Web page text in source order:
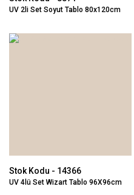
UV 2li Set Soyut Tablo 80x120cm
Stok Kodu - 14366
UV 4lü Set Wizart Tablo 96X96cm